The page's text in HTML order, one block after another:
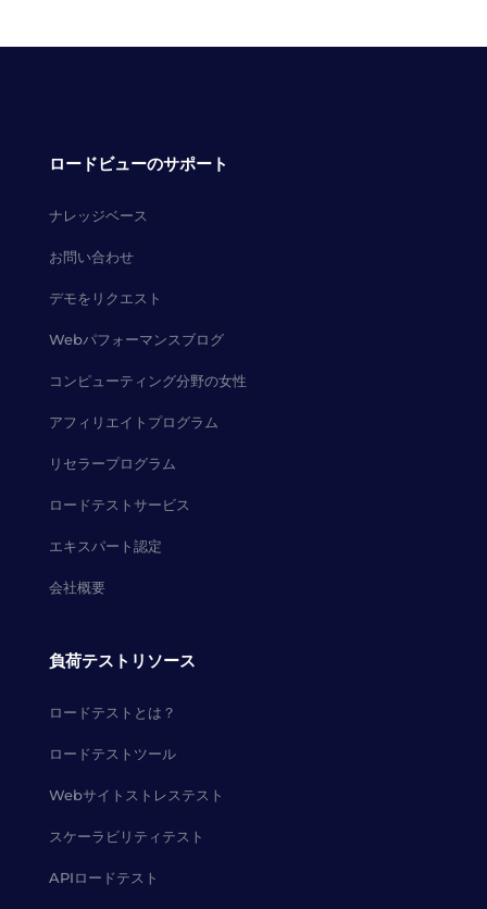
ロードビューのサポート
ナレッジベース
お問い合わせ
デモをリクエスト
Webパフォーマンスブログ
コンピューティング分野の女性
アフィリエイトプログラム
リセラープログラム
ロードテストサービス
エキスパート認定
会社概要
負荷テストリソース
ロードテストとは？
ロードテストツール
Webサイトストレステスト
スケーラビリティテスト
APIロードテスト